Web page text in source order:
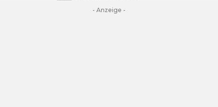
- Anzeige -